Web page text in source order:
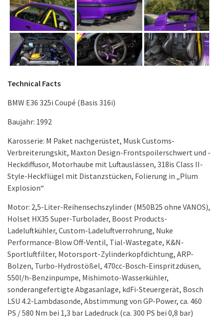
Technical Facts
BMW E36 325i Coupé (Basis 316i)
Baujahr: 1992
Karosserie: M Paket nachgerüstet, Musk Customs-
Verbreiterungskit, Maxton Design-Frontspoilerschwert und -
Heckdiffusor, Motorhaube mit Luftauslässen, 318is Class II-
Style-Heckflügel mit Distanzstücken, Folierung in „Plum
Explosion“
Motor: 2,5-Liter-Reihensechszylinder (M50B25 ohne VANOS),
Holset HX35 Super-Turbolader, Boost Products-
Ladeluftkühler, Custom-Ladeluftverrohrung, Nuke
Performance-Blow Off-Ventil, Tial-Wastegate, K&N-
Sportluftfilter, Motorsport-Zylinderkopfdichtung, ARP-
Bolzen, Turbo-Hydrostößel, 470cc-Bosch-Einspritzdüsen,
550l/h-Benzinpumpe, Mishimoto-Wasserkühler,
sonderangefertigte Abgasanlage, kdFi-Steuergerät, Bosch
LSU 4.2-Lambdasonde, Abstimmung von GP-Power, ca. 460
PS / 580 Nm bei 1,3 bar Ladedruck (ca. 300 PS bei 0,8 bar)